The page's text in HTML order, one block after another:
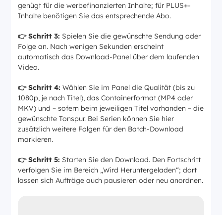
genügt für die werbefinanzierten Inhalte; für PLUS+-
Inhalte benötigen Sie das entsprechende Abo.
👉 Schritt 3: Spielen Sie die gewünschte Sendung oder
Folge an. Nach wenigen Sekunden erscheint
automatisch das Download-Panel über dem laufenden
Video.
👉 Schritt 4: Wählen Sie im Panel die Qualität (bis zu
1080p, je nach Titel), das Containerformat (MP4 oder
MKV) und – sofern beim jeweiligen Titel vorhanden – die
gewünschte Tonspur. Bei Serien können Sie hier
zusätzlich weitere Folgen für den Batch-Download
markieren.
👉 Schritt 5: Starten Sie den Download. Den Fortschritt
verfolgen Sie im Bereich „Wird Heruntergeladen“; dort
lassen sich Aufträge auch pausieren oder neu anordnen.